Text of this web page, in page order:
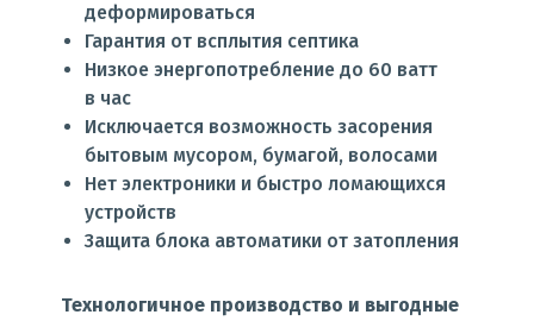
деформироваться
Гарантия от всплытия септика
Низкое энергопотребление до 60 ватт
в час
Исключается возможность засорения
бытовым мусором, бумагой, волосами
Нет электроники и быстро ломающихся
устройств
Защита блока автоматики от затопления
Технологичное производство и выгодные